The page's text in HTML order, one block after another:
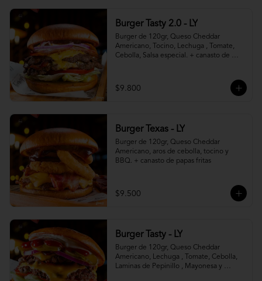
Burger Tasty 2.0 - LY
Burger de 120gr, Queso Cheddar
Americano, Tocino, Lechuga , Tomate,
Cebolla, Salsa especial. + canasto de
$9.800
Burger Texas - LY
Burger de 120gr, Queso Cheddar
Americano, aros de cebolla, tocino y
BBQ. + canasto de papas fritas
$9.500
Burger Tasty - LY
Burger de 120gr, Queso Cheddar
Americano, Lechuga , Tomate, Cebolla,
Laminas de Pepinillo , Mayonesa y